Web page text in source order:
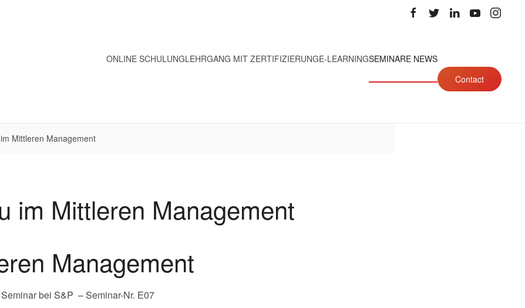
ONLINE SCHULUNGLEHRGANG MIT ZERTIFIZIERUNGE-LEARNINGSEMINARE NEWS
Contact
Mittleren Management
im Mittleren Management
Management
bei S&P – Seminar-Nr. E07